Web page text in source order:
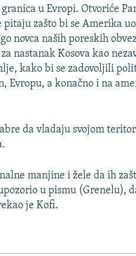
u Evropi. Otvoriće
zašto bi se Amerika
novca naših poreskih
nastanak Kosova kao
kako bi se zadovoljili
Evropu, a konačno i na
da vladaju svojom
manjine i žele da ih
u pismu (Grenelu),
je Kofi.